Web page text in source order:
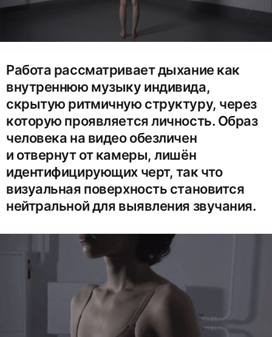
Работа рассматривает дыхание как
внутреннюю музыку индивида,
скрытую ритмичную структуру, через
которую проявляется личность. Образ
человека на видео обезличен
и отвернут от камеры, лишён
идентифицирующих черт, так что
визуальная поверхность становится
нейтральной для выявления звучания.